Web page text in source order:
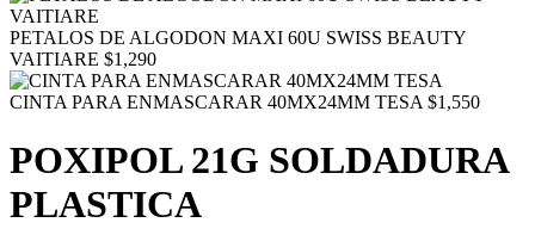
PETALOS DE ALGODON MAXI 60U SWISS BEAUTY
VAITIARE $1,290
CINTA PARA ENMASCARAR 40MX24MM TESA $1,550
POXIPOL 21G SOLDADURA
PLASTICA